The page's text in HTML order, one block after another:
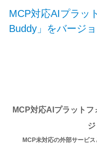
MCP対応AIプラッ
Buddy」をバージ
MCP対応AIプラット
MCP未対応の外部サービ